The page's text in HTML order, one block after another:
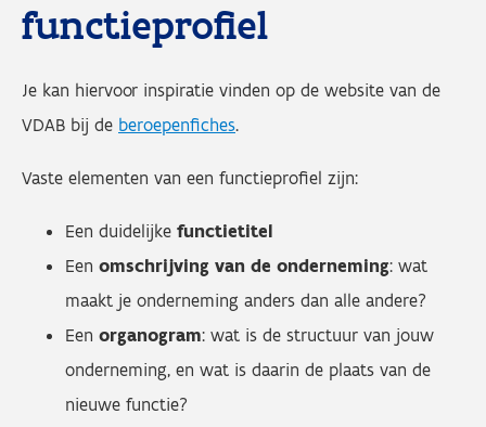
functieprofiel
Je kan hiervoor inspiratie vinden op de website van de
VDAB bij de beroepenfiches.
Vaste elementen van een functieprofiel zijn:
Een duidelijke functietitel
Een omschrijving van de onderneming: wat
maakt je onderneming anders dan alle andere?
Een organogram: wat is de structuur van jouw
onderneming, en wat is daarin de plaats van de
nieuwe functie?